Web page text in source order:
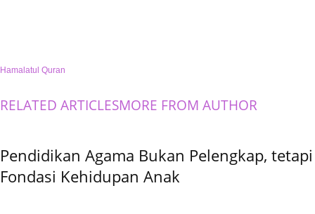
Hamalatul Quran
RELATED ARTICLESMORE FROM AUTHOR
Pendidikan Agama Bukan Pelengkap, tetapi
Fondasi Kehidupan Anak